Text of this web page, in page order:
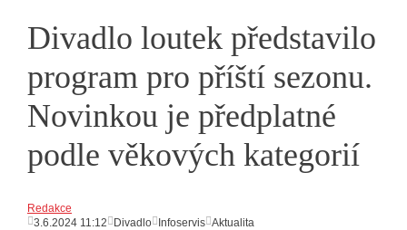
Divadlo loutek představilo
program pro příští sezonu.
Novinkou je předplatné
podle věkových kategorií
Redakce
3.6.2024 11:12
Divadlo Infoservis Aktualita